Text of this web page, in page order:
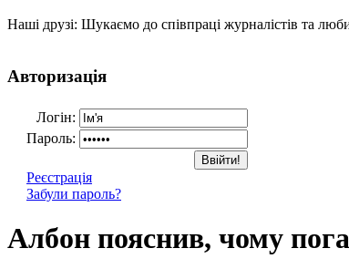
Наші друзі: Шукаємо до співпраці журналістів та
Авторизація
Логін:
Пароль:
Реєстрація
Забули пароль?
Албон пояснив, чому